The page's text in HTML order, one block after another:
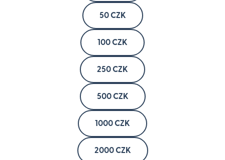
50 CZK
100 CZK
250 CZK
500 CZK
1000 CZK
2000 CZK